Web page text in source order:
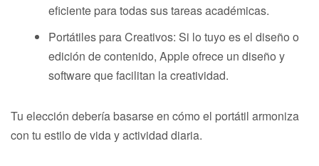
eficiente para todas sus tareas académicas.
Portátiles para Creativos: Si lo tuyo es el diseño o
edición de contenido, Apple ofrece un diseño y
software que facilitan la creatividad.
Tu elección debería basarse en cómo el portátil armoniza
con tu estilo de vida y actividad diaria.